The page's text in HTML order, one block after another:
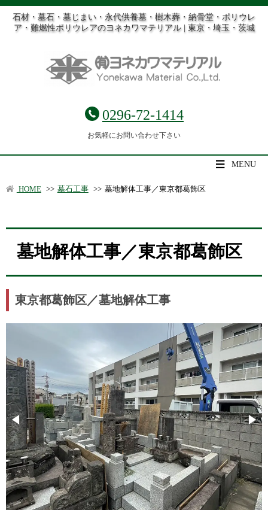
石材・墓石・墓じまい・永代供養墓・樹木葬・納骨堂・ポリウレ
ア・難燃性ポリウレアのヨネカワマテリアル | 東京・埼玉・茨城
0296-72-1414
お気軽にお問い合わせ下さい
MENU
HOME >> 墓石工事 >> 墓地解体工事／東京都葛飾区
墓地解体工事／東京都葛飾区
東京都葛飾区／墓地解体工事